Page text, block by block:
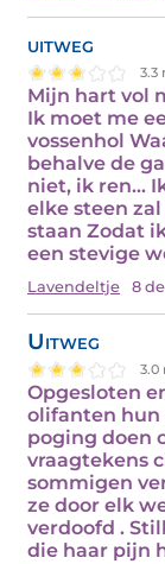
uitweg
3.3
Mijn hart vol
Ik moet me
vossenhol
behalve de
niet, ik ren...
elke steen
staan Zodat
een stevige
Lavendeltje 8
Uitweg
3.0
Opgesloten
olifanten hun
poging doen
vraagtekens
sommigen
ze door elk
verdoofd .
die haar pijn